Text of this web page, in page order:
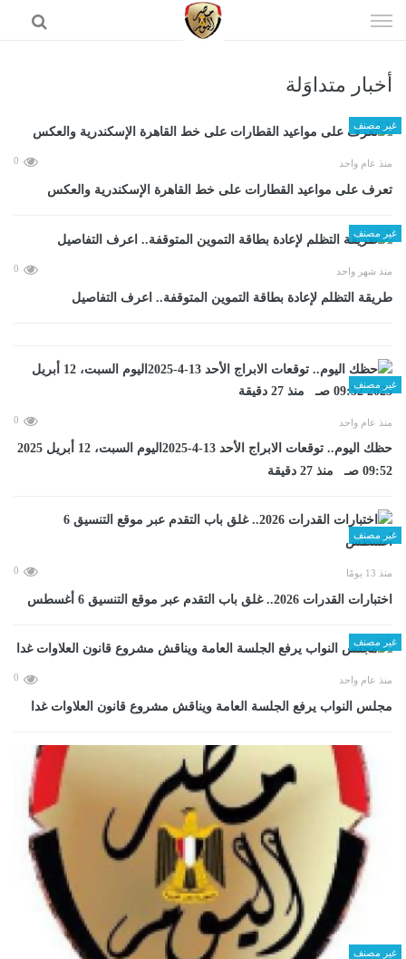
الى
أخبار متداوَلة
غير مصنف
منذ عام واحد 0
تعرف على مواعيد القطارات على خط القاهرة الإسكندرية والعكس
غير مصنف
منذ شهر واحد 0
طريقة التظلم لإعادة بطاقة التموين المتوقفة.. اعرف التفاصيل
غير مصنف
منذ عام واحد 0
حظك اليوم.. توقعات الابراج الأحد 13-4-2025اليوم السبت، 12 أبريل 2025
09:52 صـ منذ 27 دقيقة
غير مصنف
منذ 13 يومًا 0
اختبارات القدرات 2026.. غلق باب التقدم عبر موقع التنسيق 6 أغسطس
غير مصنف
منذ عام واحد 0
مجلس النواب يرفع الجلسة العامة ويناقش مشروع قانون العلاوات غدا
غير مصنف